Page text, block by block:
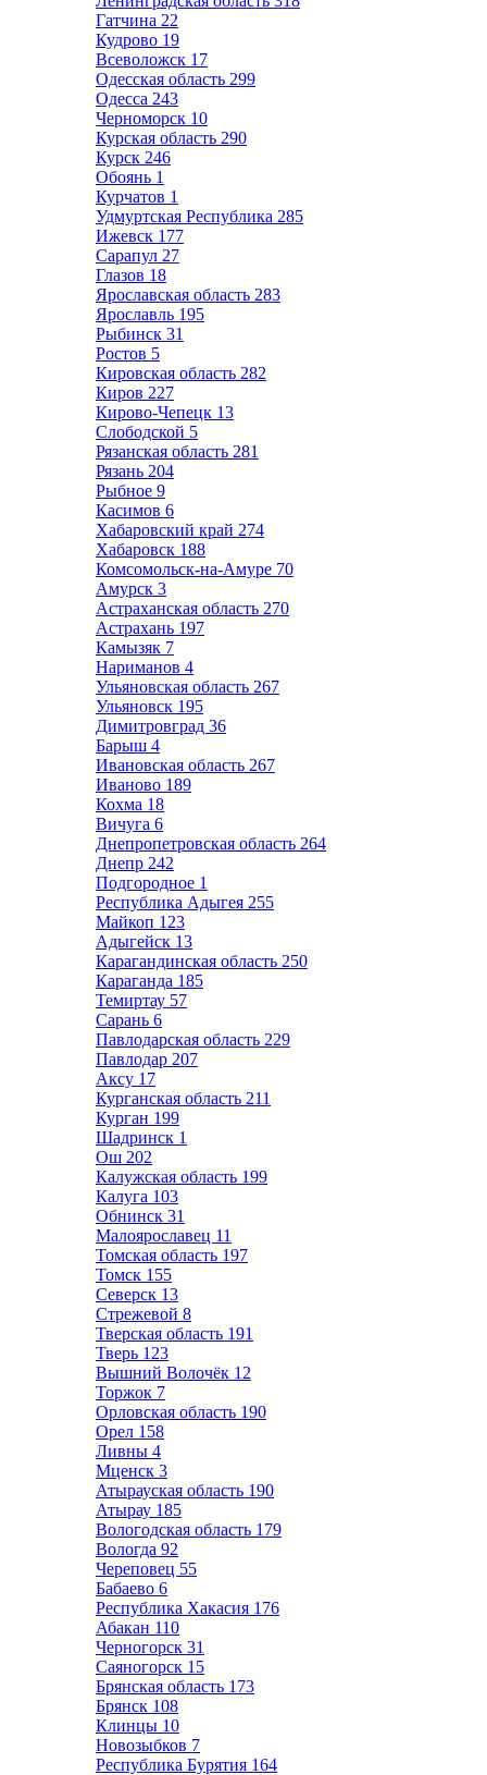
Гатчина 22
Кудрово 19
Всеволожск 17
Одесская область 299
Одесса 243
Черноморск 10
Курская область 290
Курск 246
Обоянь 1
Курчатов 1
Удмуртская Республика 285
Ижевск 177
Сарапул 27
Глазов 18
Ярославская область 283
Ярославль 195
Рыбинск 31
Ростов 5
Кировская область 282
Киров 227
Кирово-Чепецк 13
Слободской 5
Рязанская область 281
Рязань 204
Рыбное 9
Касимов 6
Хабаровский край 274
Хабаровск 188
Комсомольск-на-Амуре 70
Амурск 3
Астраханская область 270
Астрахань 197
Камызяк 7
Нариманов 4
Ульяновская область 267
Ульяновск 195
Димитровград 36
Барыш 4
Ивановская область 267
Иваново 189
Кохма 18
Вичуга 6
Днепропетровская область 264
Днепр 242
Подгородное 1
Республика Адыгея 255
Майкоп 123
Адыгейск 13
Карагандинская область 250
Караганда 185
Темиртау 57
Сарань 6
Павлодарская область 229
Павлодар 207
Аксу 17
Курганская область 211
Курган 199
Шадринск 1
Ош 202
Калужская область 199
Калуга 103
Обнинск 31
Малоярославец 11
Томская область 197
Томск 155
Северск 13
Стрежевой 8
Тверская область 191
Тверь 123
Вышний Волочёк 12
Торжок 7
Орловская область 190
Орел 158
Ливны 4
Мценск 3
Атырауская область 190
Атырау 185
Вологодская область 179
Вологда 92
Череповец 55
Бабаево 6
Республика Хакасия 176
Абакан 110
Черногорск 31
Саяногорск 15
Брянская область 173
Брянск 108
Клинцы 10
Новозыбков 7
Республика Бурятия 164